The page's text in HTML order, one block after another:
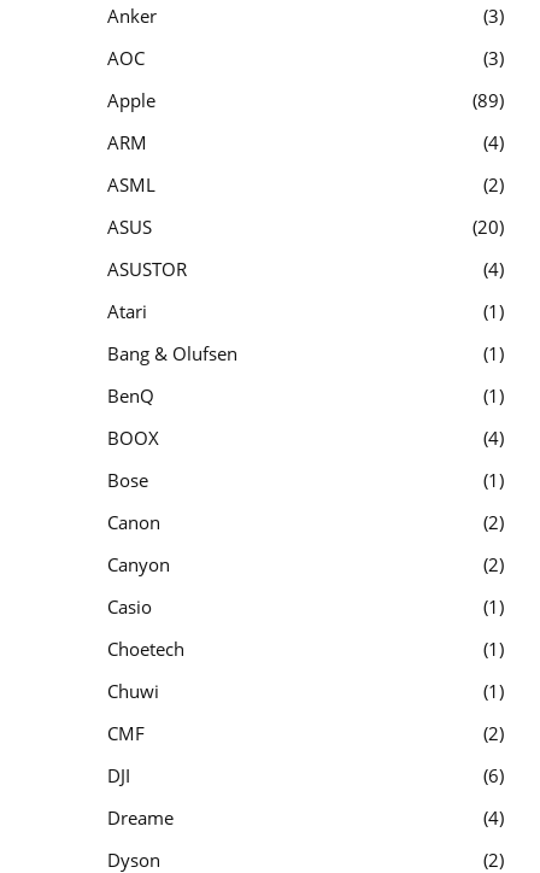
Anker
3
AOC
3
Apple
89
ARM
4
ASML
2
ASUS
20
ASUSTOR
4
Atari
1
Bang & Olufsen
1
BenQ
1
BOOX
4
Bose
1
Canon
2
Canyon
2
Casio
1
Choetech
1
Chuwi
1
CMF
2
DJI
6
Dreame
4
Dyson
2